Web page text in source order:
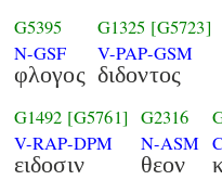
G5395
N-GSF
φλογος
G1325 [G5723]
V-PAP-GSM
διδοντος
G1492 [G5761]
V-RAP-DPM
ειδοσιν
G2316
N-ASM
θεον